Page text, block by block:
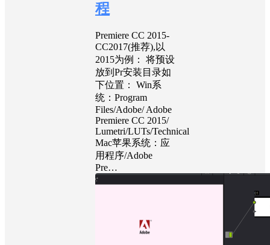
程
Premiere CC 2015-
CC2017(推荐),以
2015为例： 将预设
放到Pr安装目录如
下位置： Win系
统：Program
Files/Adobe/ Adobe
Premiere CC 2015/
Lumetri/LUTs/Technical
Mac苹果系统：应
用程序/Adobe
Pre…